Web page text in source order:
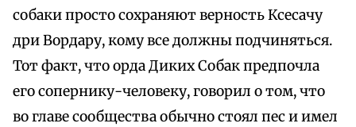
собаки просто сохраняют верность Ксесачу
дри Вордару, кому все должны подчиняться.
Тот факт, что орда Диких Собак предпочла
его сопернику-человеку, говорил о том, что
во главе сообщества обычно стоял пес и имел